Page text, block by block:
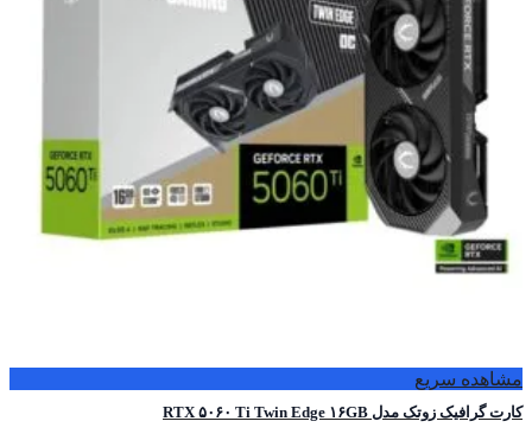
مشاهده سریع
کارت گرافیک زوتک مدل RTX ۵۰۶۰ Ti Twin Edge ۱۶GB